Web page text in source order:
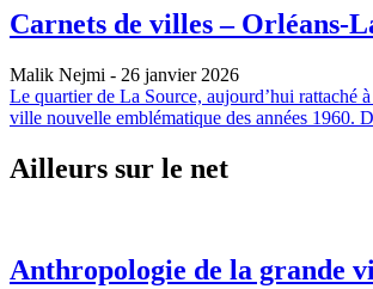
Carnets de villes –
Malik Nejmi - 26 janvier 2026
Le quartier de La Source, aujourd’hui rattaché
ville nouvelle emblématique des années 1960.
Ailleurs sur le net
Anthropologie de la grande